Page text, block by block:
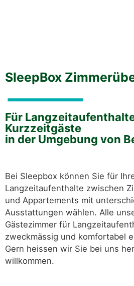
SleepBox
Für
Kurzzeitgäste
in der Umgebung von
Bei Sleepbox können Sie für
Langzeitaufenthalte zwischen
und Appartements mit
Ausstattungen wählen. Alle
Gästezimmer für
zweckmässig und komfortabel
Gern heissen wir Sie bei uns
willkommen.